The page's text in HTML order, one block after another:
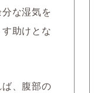
な湿気を
助けとな
、腹部の